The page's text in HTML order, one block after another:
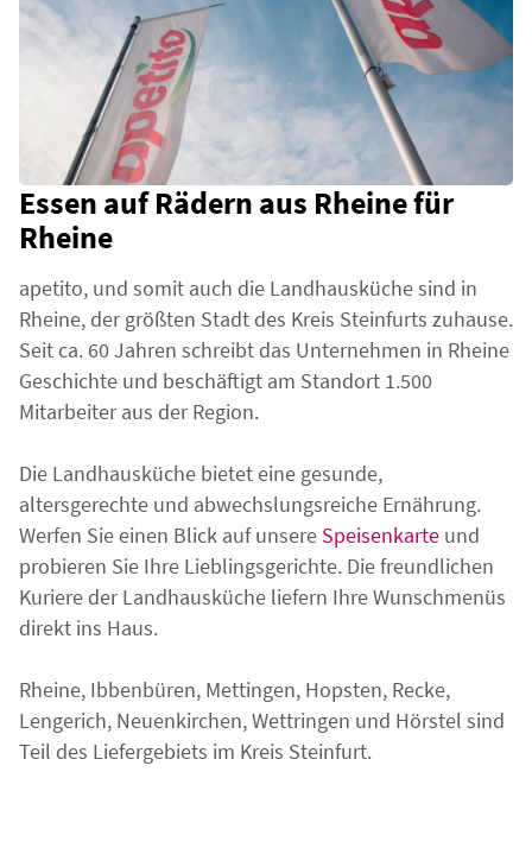
Essen auf Rädern aus Rheine für
Rheine
apetito, und somit auch die Landhausküche sind in
Rheine, der größten Stadt des Kreis Steinfurts zuhause.
Seit ca. 60 Jahren schreibt das Unternehmen in Rheine
Geschichte und beschäftigt am Standort 1.500
Mitarbeiter aus der Region.
Die Landhausküche bietet eine gesunde,
altersgerechte und abwechslungsreiche Ernährung.
Werfen Sie einen Blick auf unsere Speisenkarte und
probieren Sie Ihre Lieblingsgerichte. Die freundlichen
Kuriere der Landhausküche liefern Ihre Wunschmenüs
direkt ins Haus.
Rheine, Ibbenbüren, Mettingen, Hopsten, Recke,
Lengerich, Neuenkirchen, Wettringen und Hörstel sind
Teil des Liefergebiets im Kreis Steinfurt.